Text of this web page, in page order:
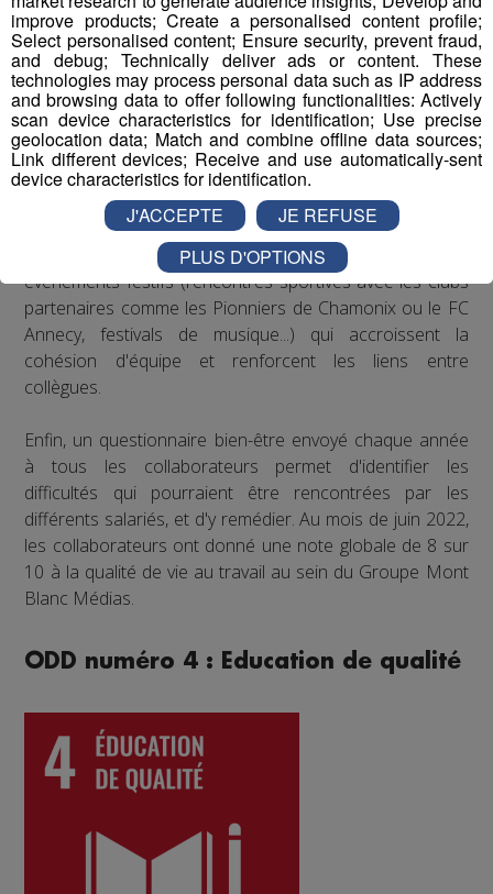
recommandations de la médecine du travail en matière
de posture sur les postes de travail : des rehausseurs de
clavier ont été distribués aux salariés qui le souhaitaient.
Concernant le bien-être au travail, le Groupe Mont Blanc
Médias organise depuis plusieurs années des
séminaires d’entreprise qui permettent à ses
collaborateurs de partager des moments conviviaux qui
sortent du cadre formel du travail. De plus, il est
régulièrement proposé aux salariés de participer à des
événements festifs (rencontres sportives avec les clubs
partenaires comme les Pionniers de Chamonix ou le FC
Annecy, festivals de musique...) qui accroissent la
cohésion d'équipe et renforcent les liens entre
collègues.
Enfin, un questionnaire bien-être envoyé chaque année
à tous les collaborateurs permet d'identifier les
difficultés qui pourraient être rencontrées par les
différents salariés, et d'y remédier. Au mois de juin 2022,
les collaborateurs ont donné une note globale de 8 sur
10 à la qualité de vie au travail au sein du Groupe Mont
Blanc Médias.
ODD numéro 4 : Education de qualité
improve products; Create a personalised content profile;
Select personalised content; Ensure security, prevent fraud,
and debug; Technically deliver ads or content. These
technologies may process personal data such as IP address
and browsing data to offer following functionalities: Actively
scan device characteristics for identification; Use precise
geolocation data; Match and combine offline data sources;
Link different devices; Receive and use automatically-sent
device characteristics for identification.
J'ACCEPTE
JE REFUSE
PLUS D'OPTIONS